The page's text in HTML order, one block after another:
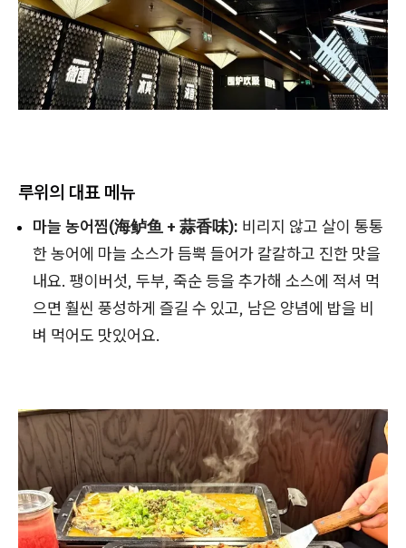
루위의 대표 메뉴
마늘 농어찜(海鲈鱼 + 蒜香味): 비리지 않고 살이 통통
한 농어에 마늘 소스가 듬뿍 들어가 칼칼하고 진한 맛을
내요. 팽이버섯, 두부, 죽순 등을 추가해 소스에 적셔 먹
으면 훨씬 풍성하게 즐길 수 있고, 남은 양념에 밥을 비
벼 먹어도 맛있어요.